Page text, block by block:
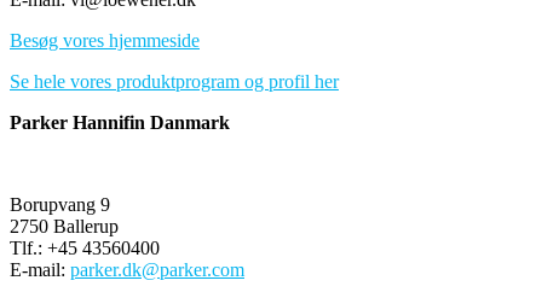
Besøg vores hjemmeside
Se hele vores produktprogram og profil her
Parker Hannifin Danmark
Borupvang 9
2750 Ballerup
Tlf.: +45 43560400
E-mail: parker.dk@parker.com